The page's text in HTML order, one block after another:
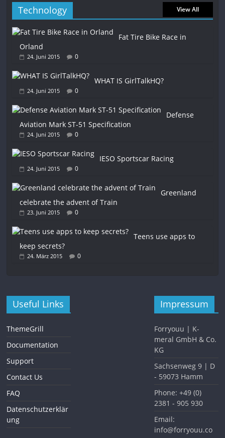
Technology View All
Fat Tire Bike Race in
Orland
24. Juni 2015 0
WHAT IS GirlTalkHQ?
24. Juni 2015 0
Defense
Aviation Mark ST-51 Specification
24. Juni 2015 0
IESO Sportscar Racing
24. Juni 2015 0
Greenland
celebrate the advent of Train
23. Juni 2015 0
Teens use apps to
keep secrets?
24. März 2015 0
Useful Links
ThemeGrill
Documentation
Support
Contact Us
FAQ
Datenschutzerklär
ung
Impressum
Forryouu | K-
meral GmbH & Co.
KG
Sachsenweg 9 | D
- 59073 Hamm
Phone: +49 (0)
2381 - 905 930
Email:
info@forryouu.co